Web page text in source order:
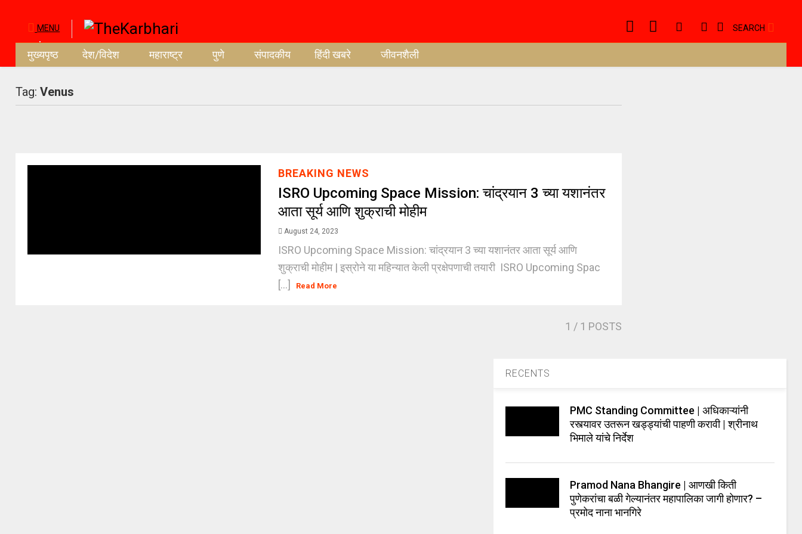
MENU SEARCH
मुख्यपृष्ठ देश/विदेश महाराष्ट्र पुणे संपादकीय हिंदी खबरे जीवनशैली
Tag:Venus
BREAKING NEWS
ISRO Upcoming Space Mission: चांद्रयान 3 च्या यशानंतर
आता सूर्य आणि शुक्राची मोहीम
August 24, 2023
ISRO Upcoming Space Mission: चांद्रयान 3 च्या यशानंतर आता सूर्य आणि
शुक्राची मोहीम | इस्रोने या महिन्यात केली प्रक्षेपणाची तयारी ISRO Upcoming Spac
[...]
Read More
1 / 1 POSTS
RECENTS
PMC Standing Committee | अधिकाऱ्यांनी
रस्त्यावर उतरून खड्ड्यांची पाहणी करावी | श्रीनाथ
भिमाले यांचे निर्देश
Pramod Nana Bhangire | आणखी किती
पुणेकरांचा बळी गेल्यानंतर महापालिका जागी होणार? –
प्रमोद नाना भानगिरे